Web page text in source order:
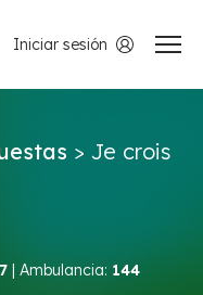
Iniciar sesión
> Je crois
| Ambulancia: 144